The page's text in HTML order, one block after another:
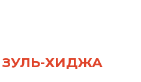
ХИДЖА